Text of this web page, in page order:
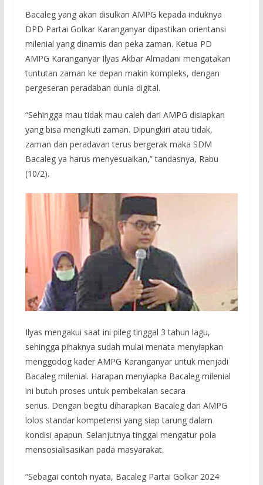
Bacaleg yang akan disulkan AMPG kepada induknya
DPD Partai Golkar Karanganyar dipastikan orientansi
milenial yang dinamis dan peka zaman. Ketua PD
AMPG Karanganyar Ilyas Akbar Almadani mengatakan
tuntutan zaman ke depan makin kompleks, dengan
pergeseran peradaban dunia digital.
“Sehingga mau tidak mau caleh dari AMPG disiapkan
yang bisa mengikuti zaman. Dipungkiri atau tidak,
zaman dan peradavan terus bergerak maka SDM
Bacaleg ya harus menyesuaikan,” tandasnya, Rabu
(10/2).
Ilyas mengakui saat ini pileg tinggal 3 tahun lagu,
sehingga pihaknya sudah mulai menata menyiapkan
menggodog kader AMPG Karanganyar untuk menjadi
Bacaleg milenial. Harapan menyiapka Bacaleg milenial
ini butuh proses untuk pembekalan secara
serius. Dengan begitu diharapkan Bacaleg dari AMPG
lolos standar kompetensi yang siap tarung dalam
kondisi apapun. Selanjutnya tinggal mengatur pola
mensosialisasikan pada masyarakat.
“Sebagai contoh nyata, Bacaleg Partai Golkar 2024